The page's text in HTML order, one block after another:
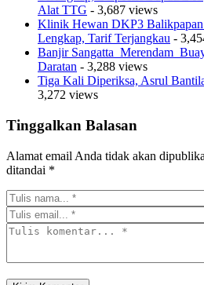
Alat TTG - 3,687 views
Klinik Hewan DKP3 Balikpapan
Lengkap, Tarif Terjangkau -
Banjir Sangatta Merendam
Daratan - 3,288 views
Tiga Kali Diperiksa, Asrul
3,272 views
Tinggalkan Balasan
Alamat email Anda tidak akan
ditandai *